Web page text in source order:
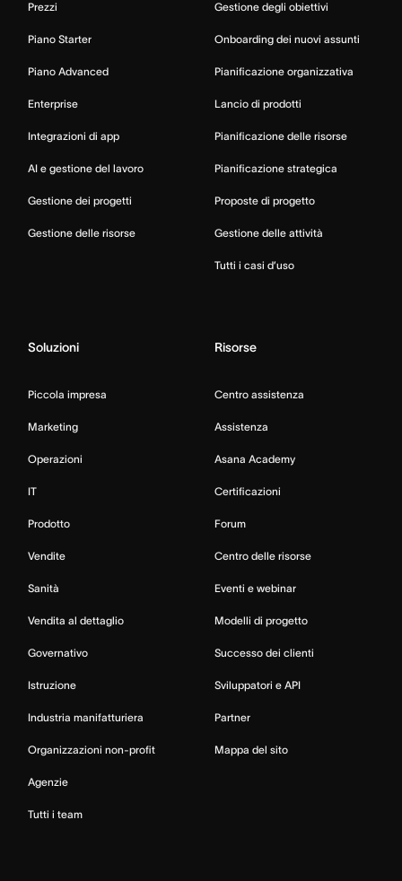
Prezzi
Piano Starter
Piano Advanced
Enterprise
Integrazioni di app
AI e gestione del lavoro
Gestione dei progetti
Gestione delle risorse
Gestione degli obiettivi
Onboarding dei nuovi assunti
Pianificazione organizzativa
Lancio di prodotti
Pianificazione delle risorse
Pianificazione strategica
Proposte di progetto
Gestione delle attività
Tutti i casi d’uso
Soluzioni
Piccola impresa
Marketing
Operazioni
IT
Prodotto
Vendite
Sanità
Vendita al dettaglio
Governativo
Istruzione
Industria manifatturiera
Organizzazioni non-profit
Agenzie
Tutti i team
Risorse
Centro assistenza
Assistenza
Asana Academy
Certificazioni
Forum
Centro delle risorse
Eventi e webinar
Modelli di progetto
Successo dei clienti
Sviluppatori e API
Partner
Mappa del sito